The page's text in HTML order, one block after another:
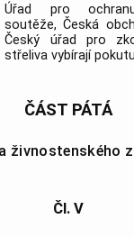
Úřad pro
soutěže, Česká
Český úřad pro
střeliva vybírají
ČÁST PÁTÁ
živnostenského
Čl. V